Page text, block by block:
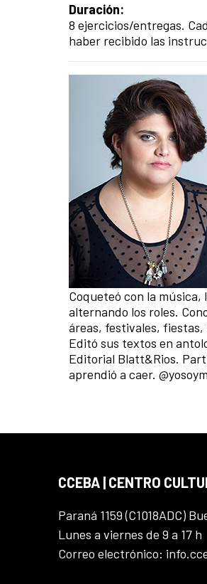
Duración:
8 ejercicios/entregas.
haber recibido las
Coqueteó con la música,
alternando los roles.
áreas, festivales,
Editó sus textos en
Editorial Blatt&Rios.
aprendió a caer.
CCEBA | CENTRO
Paraná 1159 (C1018ADC)
Lunes a viernes de 9 a 17 h
Correo electrónico: